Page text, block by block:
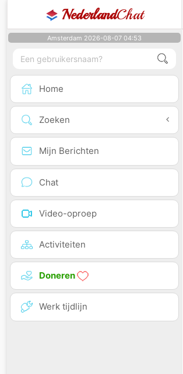
NederlandChat
Amsterdam 2026-08-07 04:53
Home
Zoeken
Mijn Berichten
Chat
Video-oproep
Activiteiten
Doneren
Werk tijdlijn